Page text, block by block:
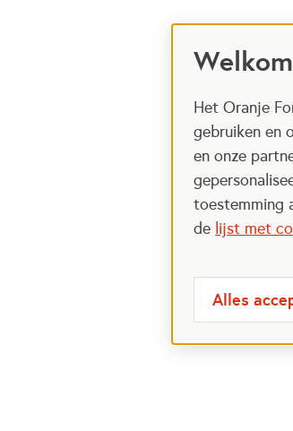
Het Oranje
gebruiken en
en onze
toestemming
de lijst met
Alles